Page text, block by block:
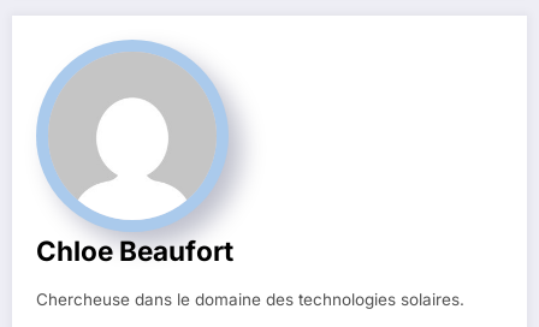
Chloe Beaufort
Chercheuse dans le domaine des technologies solaires.